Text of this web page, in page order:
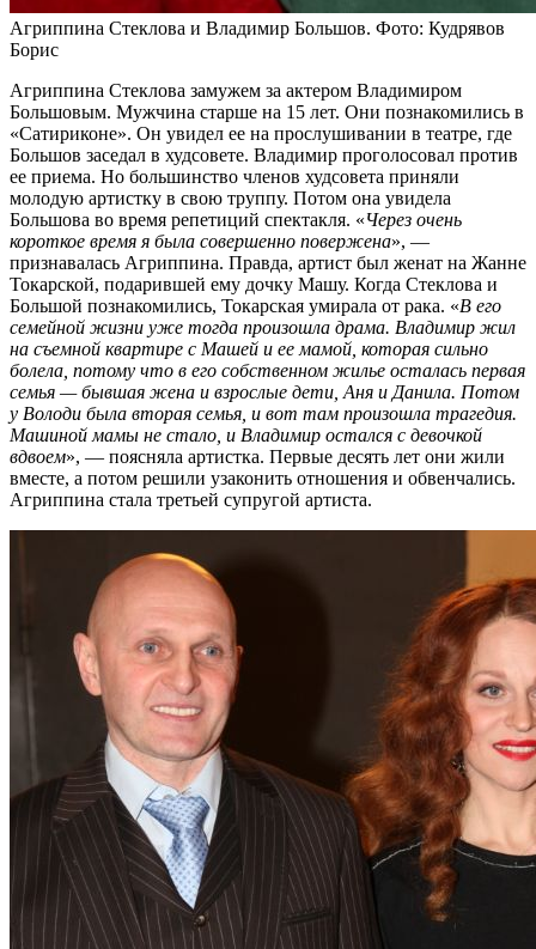
Агриппина Стеклова и Владимир Большов. Фото: Кудрявов
Борис
Агриппина Стеклова замужем за актером Владимиром
Большовым. Мужчина старше на 15 лет. Они познакомились в
«Сатириконе». Он увидел ее на прослушивании в театре, где
Большов заседал в худсовете. Владимир проголосовал против
ее приема. Но большинство членов худсовета приняли
молодую артистку в свою труппу. Потом она увидела
Большова во время репетиций спектакля. «Через очень
короткое время я была совершенно повержена», —
признавалась Агриппина. Правда, артист был женат на Жанне
Токарской, подарившей ему дочку Машу. Когда Стеклова и
Большой познакомились, Токарская умирала от рака. «В его
семейной жизни уже тогда произошла драма. Владимир жил
на съемной квартире с Машей и ее мамой, которая сильно
болела, потому что в его собственном жилье осталась первая
семья — бывшая жена и взрослые дети, Аня и Данила. Потом
у Володи была вторая семья, и вот там произошла трагедия.
Машиной мамы не стало, и Владимир остался с девочкой
вдвоем», — поясняла артистка. Первые десять лет они жили
вместе, а потом решили узаконить отношения и обвенчались.
Агриппина стала третьей супругой артиста.